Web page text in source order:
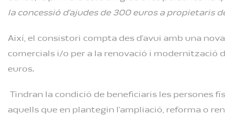
la concessió d’ajudes de 300 euros a propietaris
Així, el consistori compta des d’avui amb una
comercials i/o per a la renovació i modernització
euros.
Tindran la condició de beneficiaris les persones
aquells que en plantegin l’ampliació, reforma o